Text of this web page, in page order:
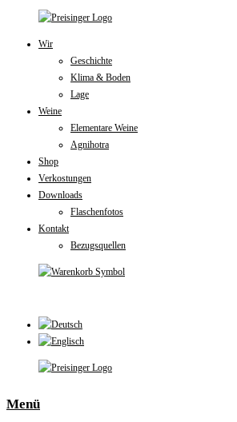
Inhalt
Wir
Geschichte
Klima & Boden
Lage
Weine
Elementare Weine
Agnihotra
Shop
Verkostungen
Downloads
Flaschenfotos
Kontakt
Bezugsquellen
Menü